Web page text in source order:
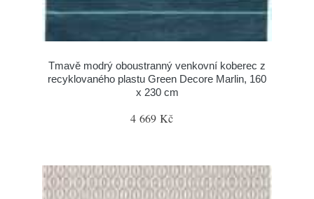
Tmavě modrý oboustranný venkovní koberec z
recyklovaného plastu Green Decore Marlin, 160
x 230 cm
4 669 Kč